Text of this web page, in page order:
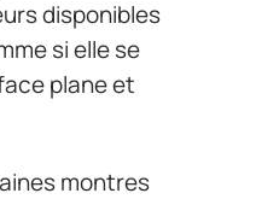
disponibles
si elle se
plane et
montres